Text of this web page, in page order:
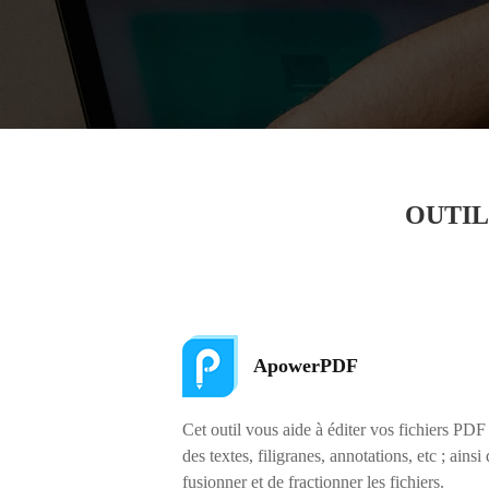
ApowerPDF
Cet outil vous aide à éditer vos fichiers PDF
des textes, filigranes, annotations, etc ; ainsi
fusionner et de fractionner les fichiers.